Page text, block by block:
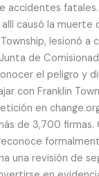
accidentes
causó la muerte
lesionó a
de
el peligro y
con Franklin
en
de 3,700 firmas.
una revisión de